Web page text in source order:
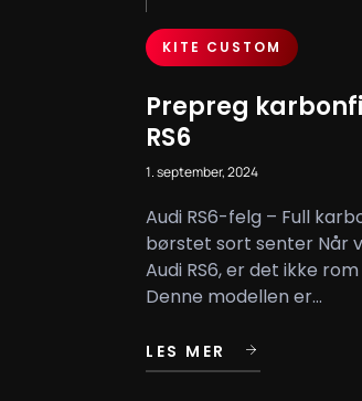
KITE CUSTOM
Prepreg
RS6
1. september, 2024
Audi RS6-felg – Full
børstet sort senter Når
Audi RS6, er det ikke
Denne modellen er...
LES MER